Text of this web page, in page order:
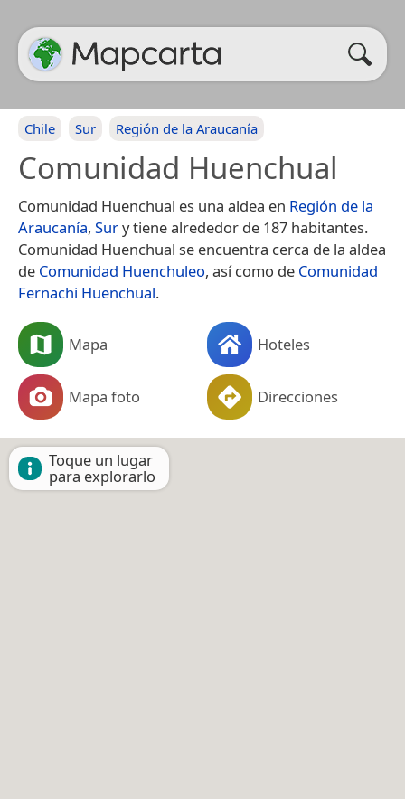
Chile Sur Región de la Araucanía
Comunidad Huenchual
Comunidad Huenchual es una aldea en Región de la
Araucanía, Sury tiene alrededor de 187 habitantes.
Comunidad Huenchual se encuentra cerca de la aldea
de Comunidad Huenchuleo, así como de Comunidad
Fernachi Huenchual.
Mapa Hoteles
Mapa foto Direcciones
Toque un lugar
para explorarlo